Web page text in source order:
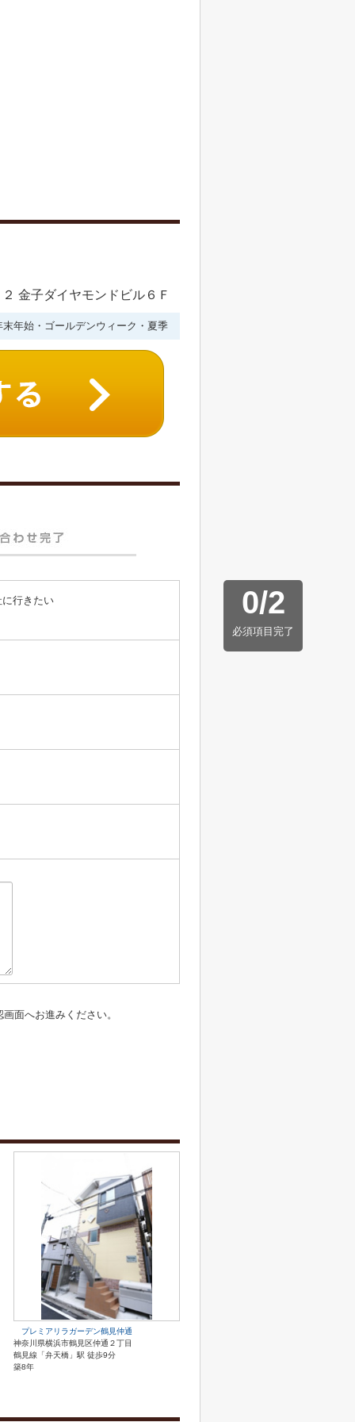
金子ダイヤモンドビル６Ｆ
始・ゴールデンウィーク・夏季
0/2
必須項目完了
行きたい
面へお進みください。
プレミアリラガーデン鶴見仲通
神奈川県横浜市鶴見区仲通２丁目
鶴見線「弁天橋」駅 徒歩9分
築8年